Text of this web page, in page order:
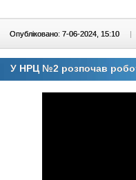
Опубліковано: 7-06-2024, 15:10 |
У НРЦ №2 розпочав